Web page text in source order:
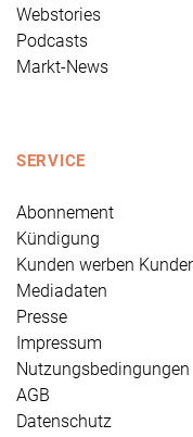
Webstories
Podcasts
Markt-News
SERVICE
Abonnement
Kündigung
Kunden werben
Mediadaten
Presse
Impressum
Nutzungsbedingungen
AGB
Datenschutz